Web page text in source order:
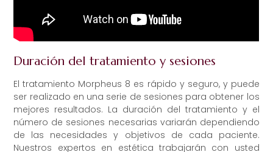
Duración del tratamiento y sesiones
El tratamiento Morpheus 8 es rápido y seguro, y puede
ser realizado en una serie de sesiones para obtener los
mejores resultados. La duración del tratamiento y el
número de sesiones necesarias variarán dependiendo
de las necesidades y objetivos de cada paciente.
Nuestros expertos en estética trabajarán con usted